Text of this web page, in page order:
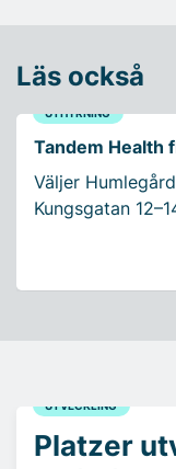
Läs också
UTHYRNING
Tandem Health
Väljer
Kungsgatan
UTVECKLING
Platzer